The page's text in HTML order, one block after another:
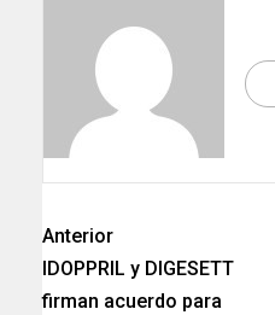
Anterior
IDOPPRIL y DIGESETT
firman acuerdo para